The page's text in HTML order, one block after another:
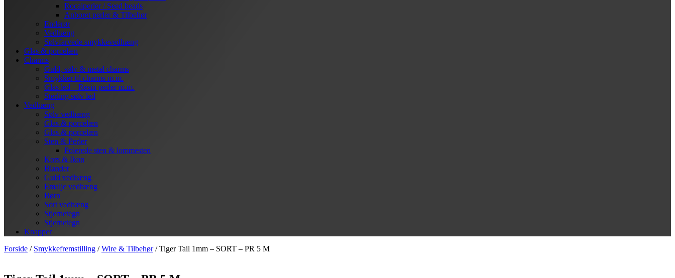
Rocaiperler / Seed beads
Anboret perler & Tilbehør
Enderør
Vedhæng
Sølvfarvede smykkevedhæng
Glas & porcelæn
Charms
Guld, sølv & metal charms
Smykker til charms m.m.
Glas led – Resin perler m.m.
Sterling sølv led
Vedhæng
Sølv vedhæng
Glas & porcelæn
Glas & porcelæn
Sten & Perler
Polerede sten & lommesten
Kors & Ikon
Blandet
Guld vedhæng
Emalje vedhæng
Børn
Sort vedhæng
Stjernetegn
Stjernetegn
Knapper
Forside / Smykkefremstilling /Wire & Tilbehør/ Tiger Tail 1mm – SORT – PR 5 M